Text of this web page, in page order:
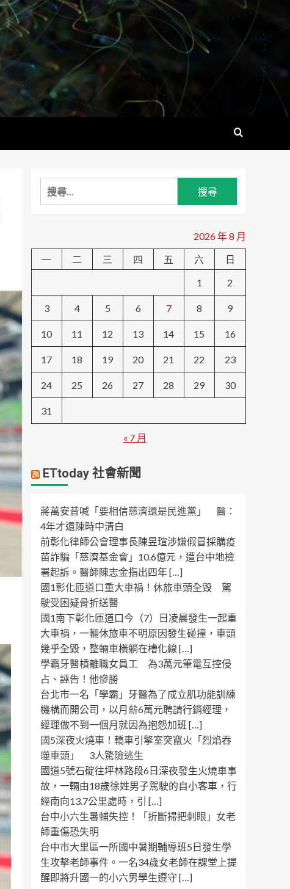
搜
尋
字:
2026 年 8 月
一
二 三 四 五 六
日
1
2
3 4 5 6 7 8 9
10 11 12 13 14 15 16
17 18 19 20 21 22 23
24 25 26 27 28 29 30
31
« 7 月
ETtoday 社會新聞
蔣萬安昔喊「要相信慈濟還是民進黨」 醫：
4年才還陳時中清白
前彰化律師公會理事長陳昱瑄涉嫌假冒採購疫
苗詐騙「慈濟基金會」10.6億元，遭台中地檢
署起訴。醫師陳志金指出四年 […]
國1彰化匝道口重大車禍！休旅車頭全毀 駕
駛受困疑骨折送醫
國1南下彰化匝道口今（7）日凌晨發生一起重
大車禍，一輛休旅車不明原因發生碰撞，車頭
幾乎全毀，整輛車橫躺在槽化線 […]
學霸牙醫槓離職女員工 為3萬元筆電互控侵
占、誣告！他慘勝
台北市一名「學霸」牙醫為了成立肌功能訓練
機構而開公司，以月薪6萬元聘請行銷經理，
經理做不到一個月就因為抱怨加班 […]
國5深夜火燒車！轎車引擎室突竄火「烈焰吞
噬車頭」 3人驚險逃生
國道5號石碇往坪林路段6日深夜發生火燒車事
故，一輛由18歲徐姓男子駕駛的自小客車，行
經南向13.7公里處時，引 […]
台中小六生暑輔失控！「折斷掃把刺眼」女老
師重傷恐失明
台中市大里區一所國中暑期輔導班5日發生學
生攻擊老師事件。一名34歲女老師在課堂上提
醒即將升國一的小六男學生遵守 […]